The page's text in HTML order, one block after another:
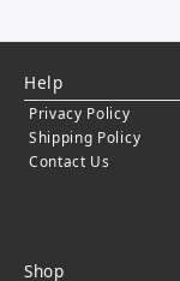
Help
Privacy Policy
Shipping Policy
Contact Us
Shop